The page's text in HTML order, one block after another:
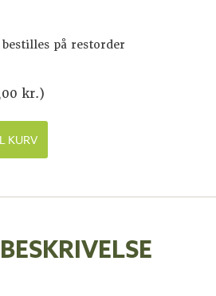
på restorder
kr.)
KURV